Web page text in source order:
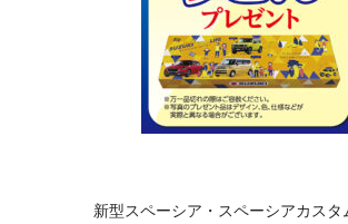
新型スペーシア・スペーシアカスタ